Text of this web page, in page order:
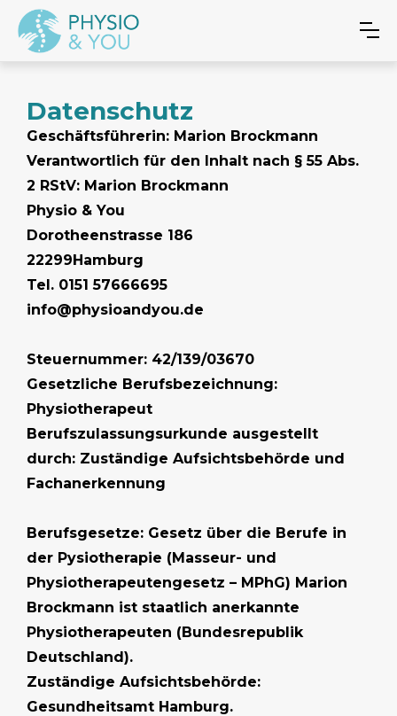
Datenschutz
Geschäftsführerin: Marion Brockmann
Verantwortlich für den Inhalt nach § 55 Abs.
2 RStV: Marion Brockmann
Physio & You
Dorotheenstrasse 186
22299Hamburg
Tel. 0151 57666695
info@physioandyou.de
Steuernummer: 42/139/03670
Gesetzliche Berufsbezeichnung:
Physiotherapeut
Berufszulassungsurkunde ausgestellt
durch: Zuständige Aufsichtsbehörde und
Fachanerkennung
Berufsgesetze: Gesetz über die Berufe in
der Pysiotherapie (Masseur- und
Physiotherapeutengesetz – MPhG) Marion
Brockmann ist staatlich anerkannte
Physiotherapeuten (Bundesrepublik
Deutschland).
Zuständige Aufsichtsbehörde:
Gesundheitsamt Hamburg.